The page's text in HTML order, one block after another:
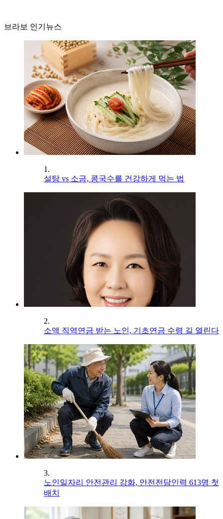
브라보 인기뉴스
1.
설탕 vs 소금, 콩국수를 건강하게 먹는 법
2.
소액 직역연금 받는 노인, 기초연금 수령 길 열린다
3.
노인일자리 안전관리 강화, 안전전담인력 613명 첫
배치